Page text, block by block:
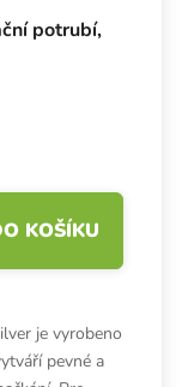
potrubí,
KOŠÍKU
je vyrobeno
pevné a